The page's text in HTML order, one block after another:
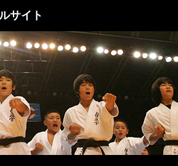
サイト